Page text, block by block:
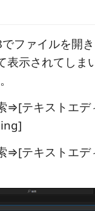
ファイルを開
表示されてしま
⇒[テキストエ
⇒[テキストエ